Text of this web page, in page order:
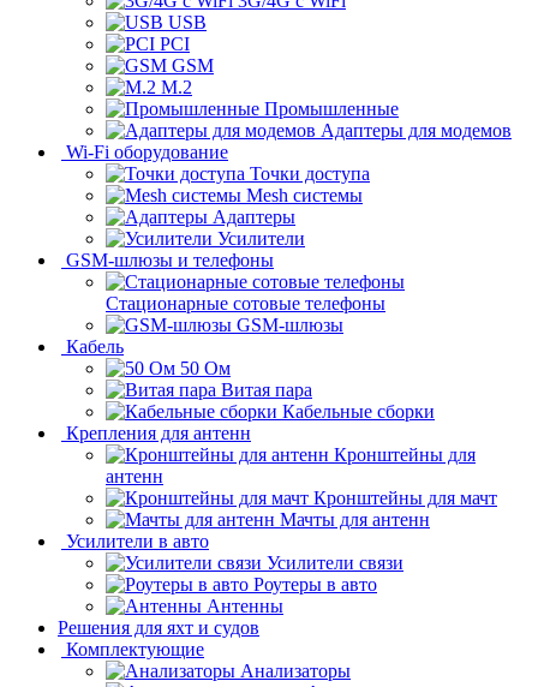
USB
PCI
GSM
M.2
Промышленные
Адаптеры для модемов
Wi-Fi оборудование
Точки доступа
Mesh системы
Адаптеры
Усилители
GSM-шлюзы и телефоны
Стационарные сотовые телефоны
GSM-шлюзы
Кабель
50 Ом
Витая пара
Кабельные сборки
Крепления для антенн
Кронштейны для
антенн
Кронштейны для мачт
Мачты для антенн
Усилители в авто
Усилители связи
Роутеры в авто
Антенны
Решения для яхт и судов
Комплектующие
Анализаторы